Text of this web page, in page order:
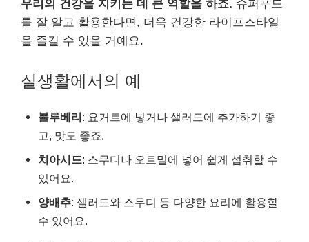
우리의 건강을 지키는 데 큰 역할을 하죠. 슈퍼푸드
를 잘 알고 활용한다면, 더욱 건강한 라이프스타일
을 즐길 수 있을 거예요.
실생활에서의 예
블루베리: 요거트에 넣거나 샐러드에 추가하기 좋
고, 맛도 좋죠.
치아시드: 스무디나 오트밀에 넣어 쉽게 섭취할 수
있어요.
양배추: 샐러드와 스무디 등 다양한 요리에 활용할
수 있어요.